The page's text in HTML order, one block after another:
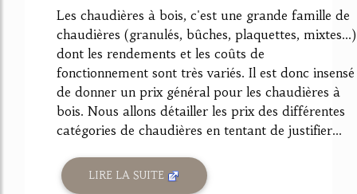
Les chaudières à bois, c'est une grande famille de
chaudières (granulés, bûches, plaquettes, mixtes...)
dont les rendements et les coûts de
fonctionnement sont très variés. Il est donc insensé
de donner un prix général pour les chaudières à
bois. Nous allons détailler les prix des différentes
catégories de chaudières en tentant de justifier...
LIRE LA SUITE